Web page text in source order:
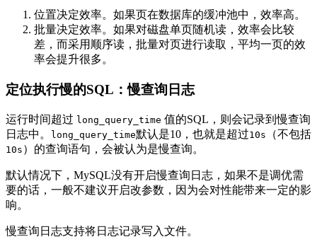
位置决定效率。如果页在数据库的缓冲池中，效率高。
批量决定效率。如果对磁盘单页随机读，效率会比较
差，而采用顺序读，批量对页进行读取，平均一页的效
率会提升很多。
定位执行慢的SQL：慢查询日志
运行时间超过 long_query_time 值的SQL，则会记录到慢查询
日志中。
long_query_time默认是10，也就是超过10s （不包括
10s ）的查询语句，会被认为是慢查询。
默认情况下，MySQL没有开启慢查询日志，如果不是调优需
要的话，一般不建议开启改参数，因为会对性能带来一定的影
响。
慢查询日志支持将日志记录写入文件。